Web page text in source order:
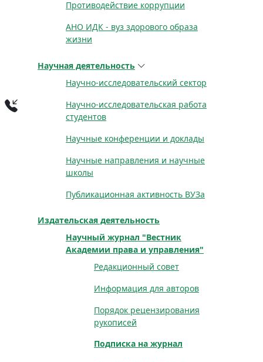
Противодействие коррупции
АНО ИДК - вуз здорового образа
жизни
Научная деятельность
Научно-исследовательский сектор
Научно-исследовательская работа
студентов
Научные конференции и доклады
Научные направления и научные
школы
Публикационная активность ВУЗа
Издательская деятельность
Научный журнал "Вестник
Академии права и управления"
Редакционный совет
Информация для авторов
Порядок рецензирования
рукописей
Подписка на журнал